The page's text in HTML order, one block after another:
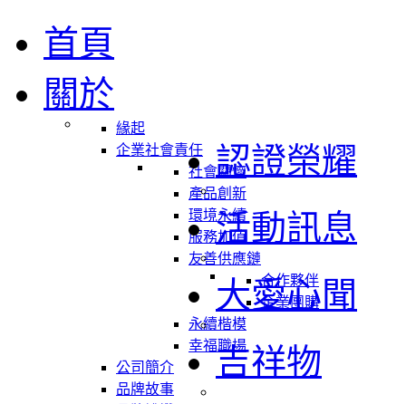
首頁
關於
緣起
企業社會責任
社會關懷
產品創新
環境永續
服務加值
友善供應鏈
合作夥伴
企業團購
永續楷模
幸福職場
公司簡介
品牌故事
認證榮耀
活動訊息
大愛心聞
吉祥物